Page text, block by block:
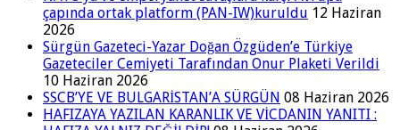
çapında ortak platform (PAN-IW)kuruldu 12 Haziran
2026
Sürgün Gazeteci-Yazar Doğan Özgüden’e Türkiye
Gazeteciler Cemiyeti Tarafından Onur Plaketi Verildi
10 Haziran 2026
SSCB’YE VE BULGARİSTAN’A SÜRGÜN 08 Haziran 2026
HAFIZAYA YAZILAN KARANLIK VE VİCDANIN YANITI :